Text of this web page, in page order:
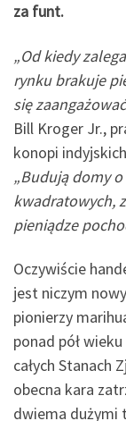
za funt.
„Od kiedy
rynku brakuje
się
Bill Kroger Jr.,
konopi
„Budują domy
kwadratowych,
pieniądze
Oczywiście
jest niczym
pionierzy
ponad pół
całych Stanach
obecna kara
dwiema dużymi